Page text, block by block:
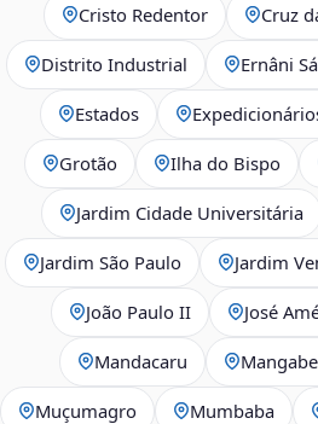
Cristo Redentor Cruz
Distrito Industrial Ernâni
Estados
Grotão Ilha do Bispo
Jardim Cidade Universitária
Jardim São Paulo Jardim
João Paulo II José
Mandacaru
Muçumagro Mumbaba